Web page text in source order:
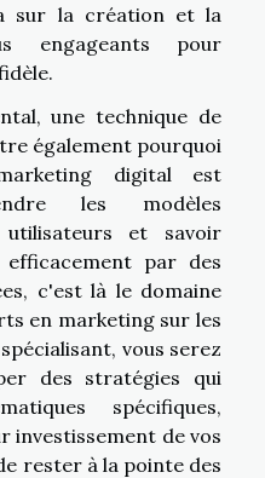
sur la création et la
engageants pour
une technique de
également pourquoi
digital est
les modèles
utilisateurs et savoir
par des
c'est là le domaine
en marketing sur les
vous serez
des stratégies qui
spécifiques,
investissement de vos
rester à la pointe des